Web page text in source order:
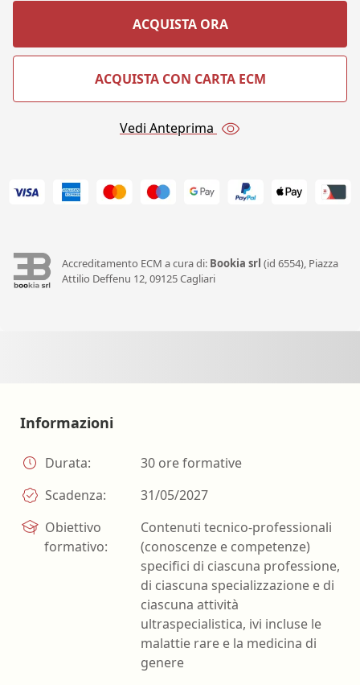
ACQUISTA ORA
ACQUISTA CON CARTA ECM
Vedi Anteprima
Accreditamento ECM a cura di: Bookia srl (id 6554), Piazza
Attilio Deffenu 12, 09125 Cagliari
Informazioni
Durata:
30 ore formative
Scadenza:
31/05/2027
Obiettivo
formativo:
Contenuti tecnico-professionali
(conoscenze e competenze)
specifici di ciascuna professione,
di ciascuna specializzazione e di
ciascuna attività
ultraspecialistica, ivi incluse le
malattie rare e la medicina di
genere